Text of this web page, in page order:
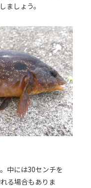
ましょう。
中には30センチを
る場合もありま